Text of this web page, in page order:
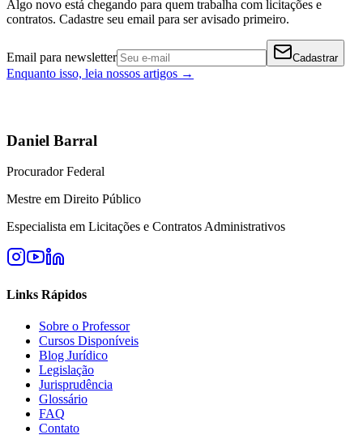
Algo novo está chegando para quem trabalha com licitações e
contratos. Cadastre seu email para ser avisado primeiro.
Email para newsletter Cadastrar
Enquanto isso, leia nossos artigos →
Daniel Barral
Procurador Federal
Mestre em Direito Público
Especialista em Licitações e Contratos Administrativos
Links Rápidos
Sobre o Professor
Cursos Disponíveis
Blog Jurídico
Legislação
Jurisprudência
Glossário
FAQ
Contato